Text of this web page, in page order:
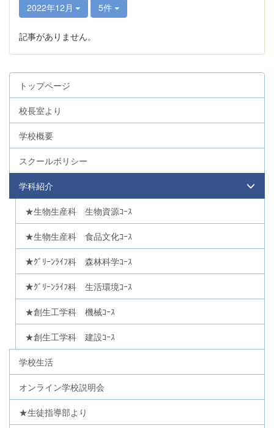
2022年12月 5件
記事がありません。
トップページ
校長室より
学校概要
スクールポリシー
学科紹介
★生物生産科 生物資源ｺｰｽ
★生物生産科 食品文化ｺｰｽ
★ｸﾞﾘｰﾝﾗｲﾌ科 森林科学ｺｰｽ
★ｸﾞﾘｰﾝﾗｲﾌ科 生活環境ｺｰｽ
★創生工学科 機械ｺｰｽ
★創生工学科 建設ｺｰｽ
学校生活
オンライン学校説明会
★生徒指導部より